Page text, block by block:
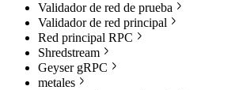
Validador de red de prueba
Validador de red principal
Red principal RPC
Shredstream
Geyser gRPC
metales